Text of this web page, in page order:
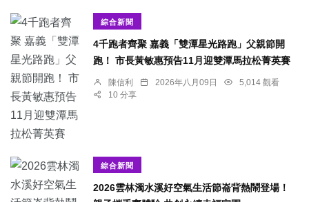
綜合新聞
4千跑者齊聚 嘉義「雙潭星光路跑」父親節開
跑！ 市長黃敏惠預告11月迎雙潭馬拉松菁英賽
陳信利 2026年八月09日
5,014 觀看
10 分享
綜合新聞
2026雲林濁水溪好空氣生活節崙背熱鬧登場！